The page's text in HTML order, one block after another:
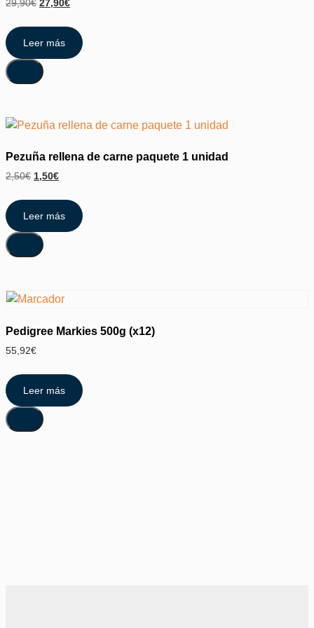
29,90€ 27,90€
Leer más
Pezuña rellena de carne paquete 1 unidad
2,50€ 1,50€
Leer más
Pedigree Markies 500g (x12)
55,92€
Leer más